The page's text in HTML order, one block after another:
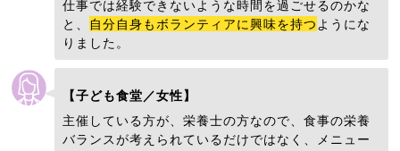
仕事では経験できないような時間を過ごせるのかな
と、
自分自身もボランティアに興味を持つ ようにな
りました。
【子ども食堂／女性】
主催している方が、栄養士の方なので、食事の栄養
バランスが考えられているだけではなく、メニュー